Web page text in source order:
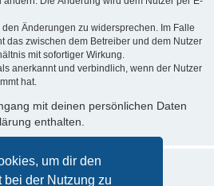
um dir den
bei der Nutzung zu
den Änderungen zu widersprechen. Im Falle
das zwischen dem Betreiber und dem Nutzer
mit sofortiger Wirkung.
anerkannt und verbindlich, wenn der Nutzer
hat.
mit deinen persönlichen Daten
enthalten.